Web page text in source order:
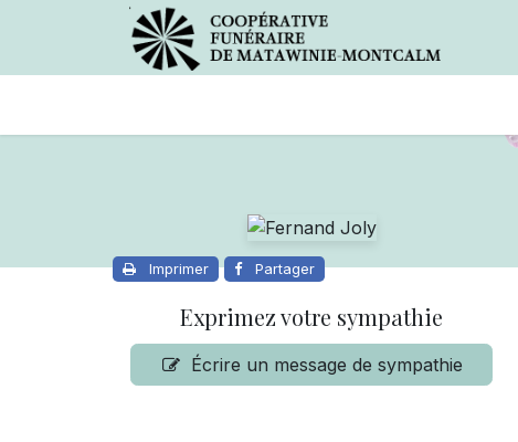
Imprimer Partager
Exprimez votre sympathie
Écrire un message de sympathie